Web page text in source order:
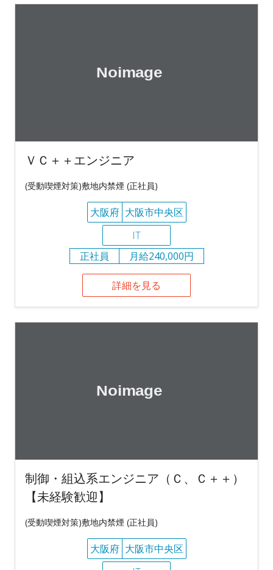
ＶＣ＋＋エンジニア
(受動喫煙対策)敷地内禁煙 (正社員)
大阪府 大阪市中央区
IT
正社員
月給240,000円
詳細を見る
制御・組込系エンジニア（Ｃ、Ｃ＋＋）
【未経験歓迎】
(受動喫煙対策)敷地内禁煙 (正社員)
大阪府 大阪市中央区